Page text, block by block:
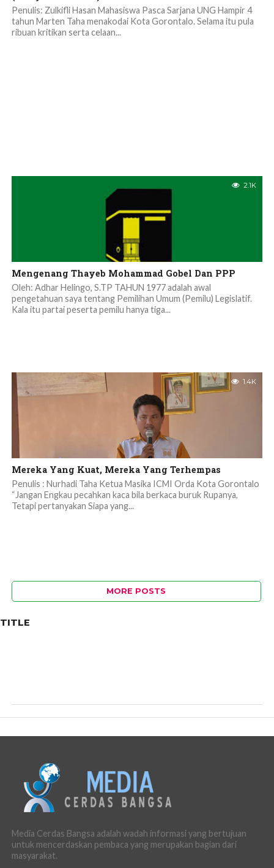
Penulis: Zulkifli Hasan Mahasiswa Pasca Sarjana UNG Hampir 4
tahun Marten Taha menakodai Kota Gorontalo. Selama itu pula
ribuan kritikan serta celaan...
2.1K
Mengenang Thayeb Mohammad Gobel Dan PPP
Oleh: Adhar Helingo, S.TP TAHUN 1977 adalah awal
pengetahuan saya tentang Pemilihan Umum (Pemilu) Legislatif.
Kala itu partai peserta pemilu hanya tiga...
1.4K
Mereka Yang Kuat, Mereka Yang Terhempas
Penulis : Nurhadi Taha Ketua Masika ICMI Orda Kota Gorontalo
“Jangan Engkau pecahkan kaca bila berkaca buruk Rupanya,
Tetapi pertanyakan Siapa yang...
MORE POSTS
TITLE
Media Cerdas Bangsa adalah wadah informasi yang bertujuan
untuk mencerdaskan pembaca yang merupakan bagian dari
masyarakat.